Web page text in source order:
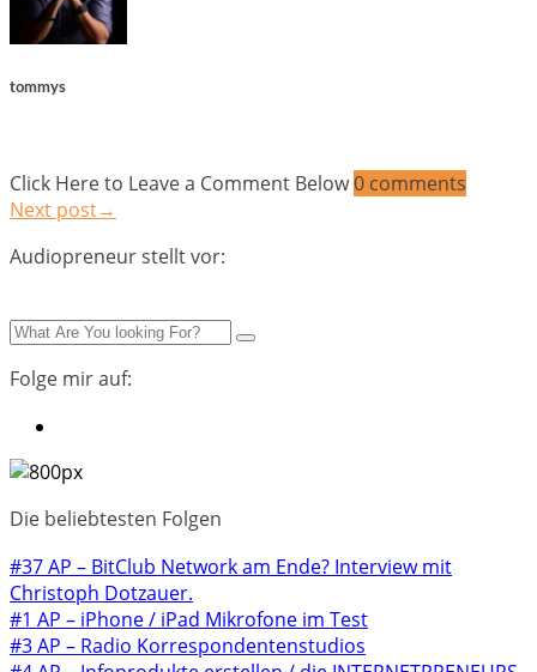
tommys
Click Here to Leave a Comment Below0 comments
Next post→
Audiopreneur stellt vor:
Folge mir auf:
Die beliebtesten Folgen
#37 AP – BitClub Network am Ende? Interview mit
Christoph Dotzauer.
#1 AP – iPhone / iPad Mikrofone im Test
#3 AP – Radio Korrespondentenstudios